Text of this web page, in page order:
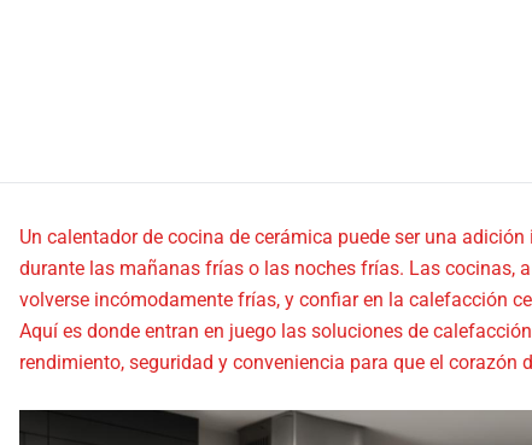
Un calentador de cocina de cerámica puede ser una
durante las mañanas frías o las noches frías. Las cocinas,
volverse incómodamente frías, y confiar en la calefacción
Aquí es donde entran en juego las soluciones de
rendimiento, seguridad y conveniencia para que el corazón